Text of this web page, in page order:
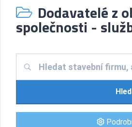
Dodavatelé z
společnosti -